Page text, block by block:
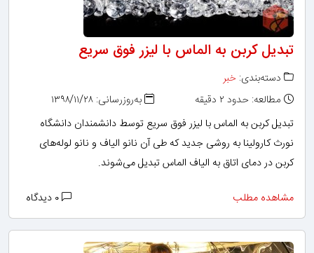
تبدیل کربن به الماس با لیزر فوق سریع
دسته‌بندی: خبر
مطالعه: حدود ۲ دقیقه
به‌روزرسانی: ۱۳۹۸/۱۱/۲۸
تبدیل کربن به الماس با لیزر فوق سریع توسط دانشمندان دانشگاه
نورث کارولینا به روشی جدید که طی آن نانو الیاف و نانو لوله‌های
کربن در دمای اتاق به الیاف الماس تبدیل می‌شوند.
مشاهده مطلب